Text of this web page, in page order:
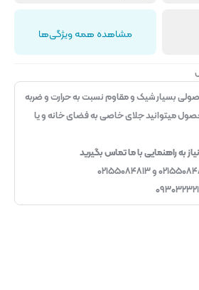
مشاهده همه ویژگی‌ها
ساور مدل ۰۰۰۷ محصولی بسیار شیک و مقاوم نسبت به حرارت و ضربه
میتوانید جلای خاصی به فضای خانه و یا
به راهنمایی با ما تماس بگیرید